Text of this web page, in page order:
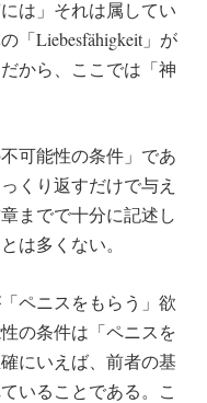
は」それは属してい
「Liebesfähigkeit」が
から、ここでは「神
可能性の条件」であ
くり返すだけで与え
までで十分に記述し
は多くない。
ペニスをもらう」欲
の条件は「ペニスを
にいえば、前者の基
いることである。こ